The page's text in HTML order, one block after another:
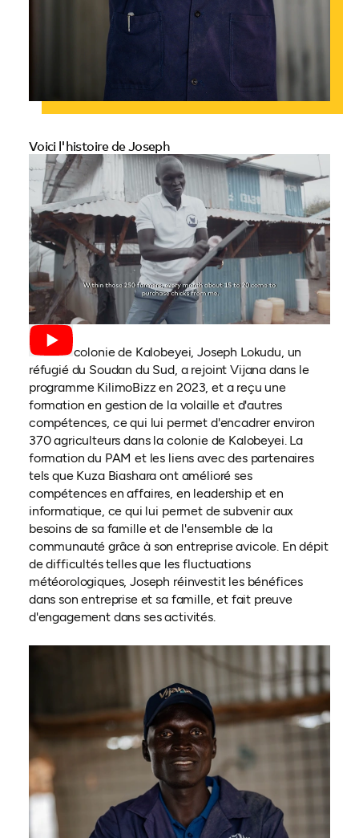
Voici l'histoire de Joseph
Dans la colonie de Kalobeyei, Joseph Lokudu, un
réfugié du Soudan du Sud, a rejoint Vijana dans le
programme KilimoBizz en 2023, et a reçu une
formation en gestion de la volaille et d'autres
compétences, ce qui lui permet d'encadrer environ
370 agriculteurs dans la colonie de Kalobeyei. La
formation du PAM et les liens avec des partenaires
tels que Kuza Biashara ont amélioré ses
compétences en affaires, en leadership et en
informatique, ce qui lui permet de subvenir aux
besoins de sa famille et de l'ensemble de la
communauté grâce à son entreprise avicole. En dépit
de difficultés telles que les fluctuations
météorologiques, Joseph réinvestit les bénéfices
dans son entreprise et sa famille, et fait preuve
d'engagement dans ses activités.